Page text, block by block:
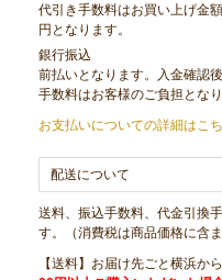
代引き手数料はお買い上げ金
円となります。
銀行振込
前払いとなります。入金確認
手数料はお客様のご負担となり
お支払いについての詳細はこ
配送について
送料、振込手数料、代金引換
す。（消費税は商品価格に含
【送料】お届け先ごと横浜か